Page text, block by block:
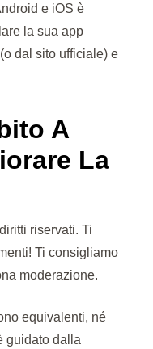
e iOS è
la sua app
dal sito ufficiale) e
A
La
riservati. Ti
Ti consigliamo
moderazione.
equivalenti, né
guidato dalla